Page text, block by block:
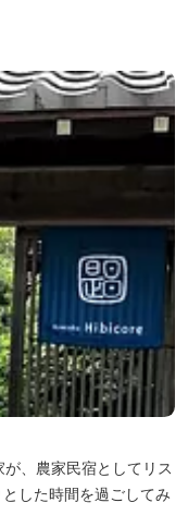
、農家民宿としてリス
した時間を過ごしてみ